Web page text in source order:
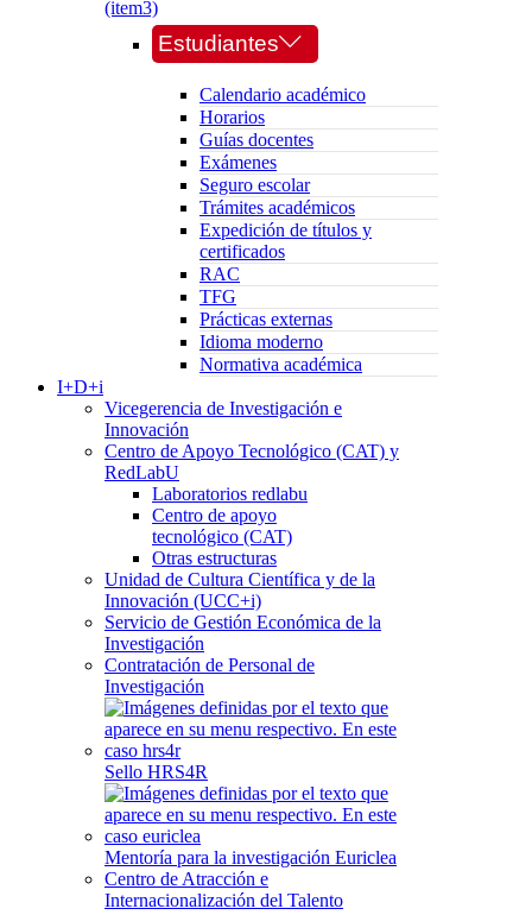
(item3)
Estudiantes
Calendario académico
Horarios
Guías docentes
Exámenes
Seguro escolar
Trámites académicos
Expedición de títulos y
certificados
RAC
TFG
Prácticas externas
Idioma moderno
Normativa académica
I+D+i
Vicegerencia de Investigación e
Innovación
Centro de Apoyo Tecnológico (CAT) y
RedLabU
Laboratorios redlabu
Centro de apoyo
tecnológico (CAT)
Otras estructuras
Unidad de Cultura Científica y de la
Innovación (UCC+i)
Servicio de Gestión Económica de la
Investigación
Contratación de Personal de
Investigación
Sello HRS4R
Mentoría para la investigación Euriclea
Centro de Atracción e
Internacionalización del Talento